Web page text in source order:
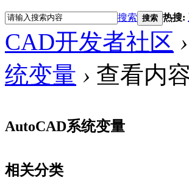
搜索 搜索 热搜:
CAD开发者社区 ›
统变量 › 查看内
AutoCAD系统变量
相关分类